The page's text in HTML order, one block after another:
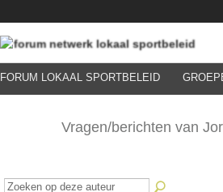
FORUM LOKAAL SPORTBELEID
Vragen/berichten van